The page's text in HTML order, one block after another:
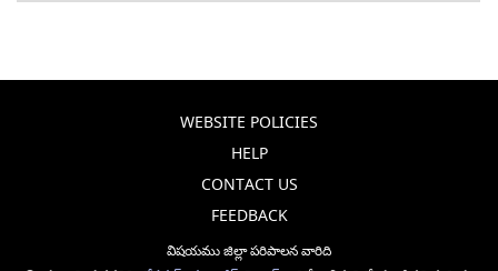
WEBSITE POLICIES
HELP
CONTACT US
FEEDBACK
విషయము జిల్లా పరిపాలన వారిది